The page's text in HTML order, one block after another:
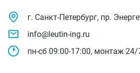
г. Санкт-Петербург, пр.
info@leutin-ing.ru
пн-сб 09:00-17:00, монтаж 24/